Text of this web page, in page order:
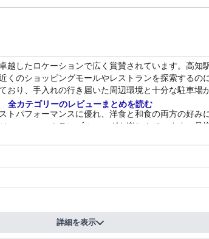
したロケーションで広く賞賛されています。高
のショッピングモールやレストランを探索する
り、手入れの行き届いた周辺環境と十分な駐車場
パフォーマンスに優れ、洋食と和食の両方の好
ース、スクランブルエッグを楽しんでいます。品
、モダンです。多くのゲストは、客室の実用的で
手狭に感じるかもしれませんが、一貫した清潔
清潔なホテルとして評されており、全体的な快適
全カテゴリーのレビューまとめを読む
詳細を表示